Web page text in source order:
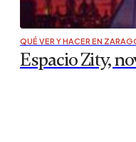
QUÉ VER Y HACER EN
Espacio Zity,